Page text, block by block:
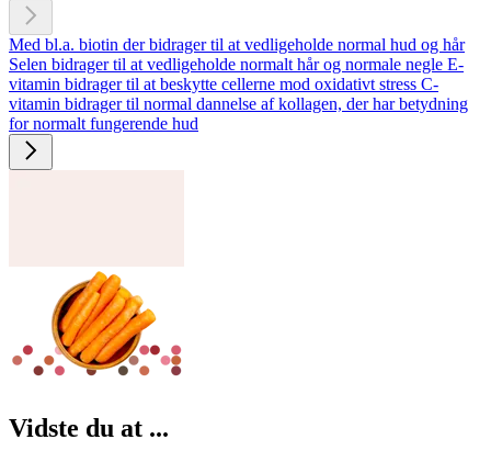
Med bl.a. biotin der bidrager til at vedligeholde normal hud og hår
Selen bidrager til at vedligeholde normalt hår og normale negle E-
vitamin bidrager til at beskytte cellerne mod oxidativt stress C-
vitamin bidrager til normal dannelse af kollagen, der har betydning
for normalt fungerende hud
Vid­ste du at ...